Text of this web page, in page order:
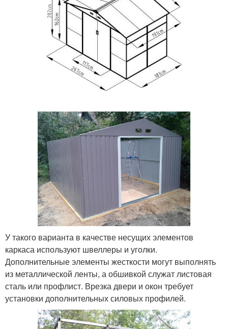
У такого варианта в качестве несущих элементов
каркаса используют швеллеры и уголки.
Дополнительные элементы жесткости могут выполнять
из металлической ленты, а обшивкой служат листовая
сталь или профлист. Врезка двери и окон требует
установки дополнительных силовых профилей.